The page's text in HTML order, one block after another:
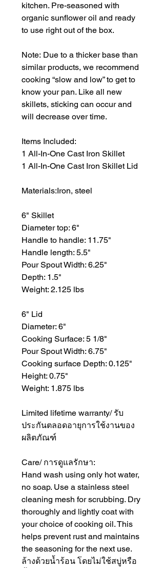
kitchen. Pre-seasoned with
organic sunflower oil and ready
to use right out of the box.
Note: Due to a thicker base than
similar products, we recommend
cooking “slow and low” to get to
know your pan. Like all new
skillets, sticking can occur and
will decrease over time.
Items Included:
1 All-In-One Cast Iron Skillet
1 All-In-One Cast Iron Skillet Lid
Materials:Iron, steel
6" Skillet
Diameter top: 6"
Handle to handle: 11.75"
Handle length: 5.5"
Pour Spout Width: 6.25"
Depth: 1.5"
Weight: 2.125 lbs
6" Lid
Diameter: 6"
Cooking Surface: 5 1/8"
Pour Spout Width: 6.75"
Cooking surface Depth: 0.125"
Height: 0.75"
Weight: 1.875 lbs
Limited lifetime warranty/ รับ
ประกันตลอดอายุการใช้งานของ
ผลิตภัณฑ์
Care/ การดูแลรักษา:
Hand wash using only hot water,
no soap. Use a stainless steel
cleaning mesh for scrubbing. Dry
thoroughly and lightly coat with
your choice of cooking oil. This
helps prevent rust and maintains
the seasoning for the next use.
ล้างด้วยน้ำร้อน โดยไม่ใช้สบู่หรือ